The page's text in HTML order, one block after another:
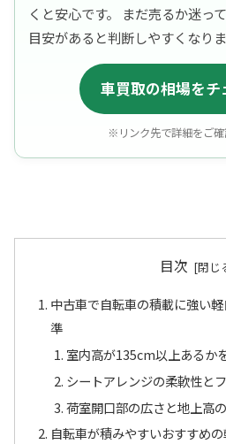
くと安心です。 まだ売るか迷っ
目安があると判断しやすくなりま
車買取の相場をチ
※リンク先で詳細をご確
目次
中古車で自転車の積載に強い
準
室内高が135cm以上あるか
シートアレンジの柔軟性と
荷室開口部の広さと地上高
自転車が積みやすいおすすめ